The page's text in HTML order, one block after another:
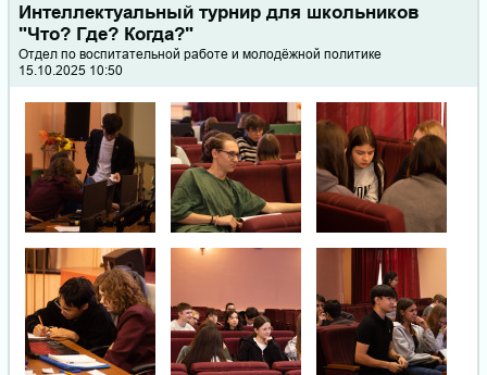
Интеллектуальный турнир для школьников
"Что? Где? Когда?"
Отдел по воспитательной работе и молодёжной политике
15.10.2025 10:50